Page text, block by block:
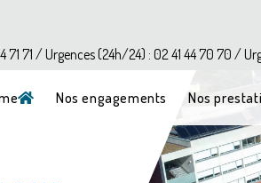
71 71 / Urgences (24h/24) : 02 41 44 70 70 /
Nos engagements Nos